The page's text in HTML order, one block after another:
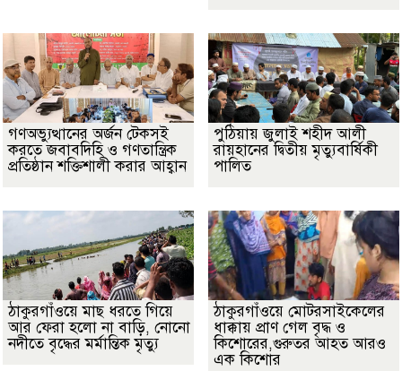
গণঅভ্যুত্থানের অর্জন টেকসই
করতে জবাবদিহি ও গণতান্ত্রিক
প্রতিষ্ঠান শক্তিশালী করার আহ্বান
পুঠিয়ায় জুলাই শহীদ আলী
রায়হানের দ্বিতীয় মৃত্যুবার্ষিকী
পালিত
ঠাকুরগাঁওয়ে মাছ ধরতে গিয়ে
আর ফেরা হলো না বাড়ি, নোনো
নদীতে বৃদ্ধের মর্মান্তিক মৃত্যু
ঠাকুরগাঁওয়ে মোটরসাইকেলের
ধাক্কায় প্রাণ গেল বৃদ্ধ ও
কিশোরের,গুরুতর আহত আরও
এক কিশোর